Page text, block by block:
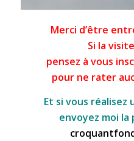
Merci d’être
Si la
pensez à vous
pour ne rater
Et si vous réalisez
envoyez moi la